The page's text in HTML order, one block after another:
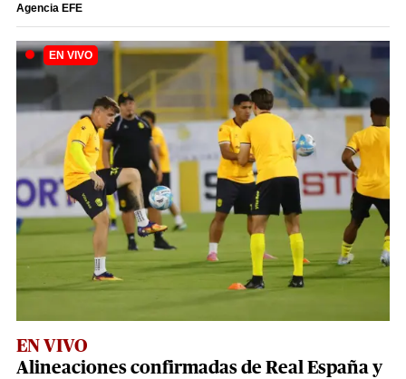
Agencia EFE
EN VIVO
Alineaciones confirmadas de Real España y